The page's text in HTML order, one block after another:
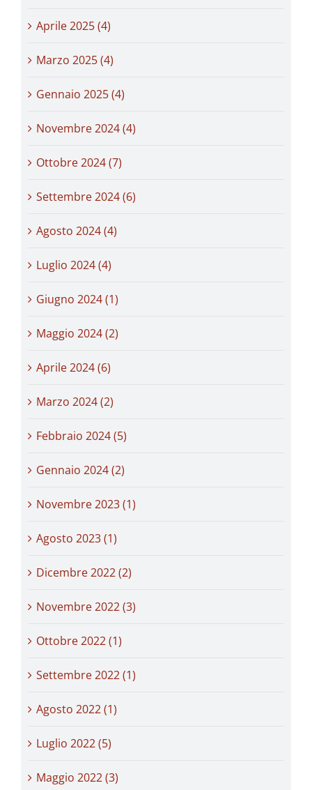
Aprile 2025 (4)
Marzo 2025 (4)
Gennaio 2025 (4)
Novembre 2024 (4)
Ottobre 2024 (7)
Settembre 2024 (6)
Agosto 2024 (4)
Luglio 2024 (4)
Giugno 2024 (1)
Maggio 2024 (2)
Aprile 2024 (6)
Marzo 2024 (2)
Febbraio 2024 (5)
Gennaio 2024 (2)
Novembre 2023 (1)
Agosto 2023 (1)
Dicembre 2022 (2)
Novembre 2022 (3)
Ottobre 2022 (1)
Settembre 2022 (1)
Agosto 2022 (1)
Luglio 2022 (5)
Maggio 2022 (3)